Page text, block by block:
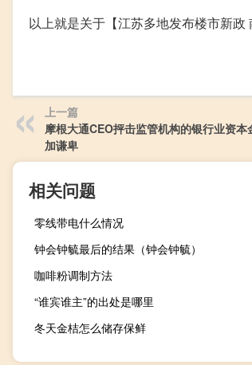
以上就是关于【江苏多地发布楼市新
上一篇
摩根大通CEO抨击监管机构的银行业资
加谦卑
相关问题
零线带电什么情况
钟会钟毓最后的结果（钟会钟毓）
咖啡粉调制方法
“谁宾谁主”的出处是哪里
冬天金桔怎么储存保鲜